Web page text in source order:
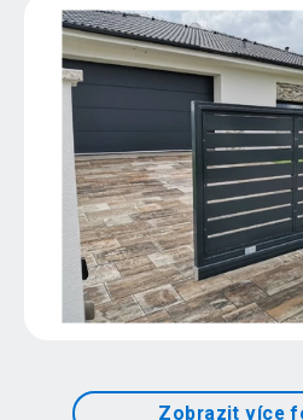
Zobrazit více